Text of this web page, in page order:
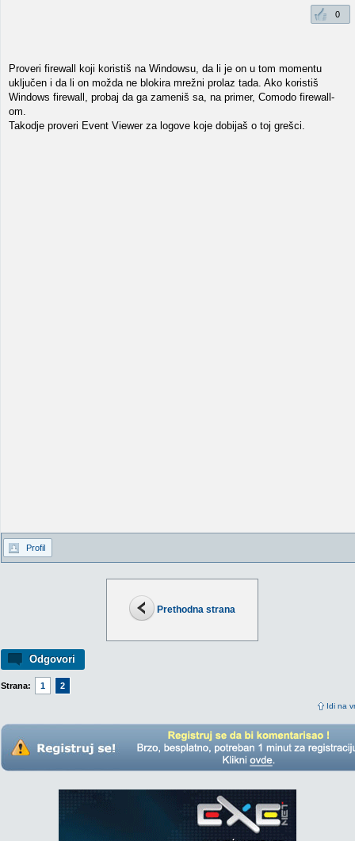
Prethodna strana
Odgovori
Strana: 1 2
Idi na
0
Proveri firewall koji koristiš na Windowsu, da li je on u tom momentu
uključen i da li on možda ne blokira mrežni prolaz tada. Ako koristiš
Windows firewall, probaj da ga zameniš sa, na primer, Comodo firewall-
om.
Takodje proveri Event Viewer za logove koje dobijaš o toj grešci.
Profil